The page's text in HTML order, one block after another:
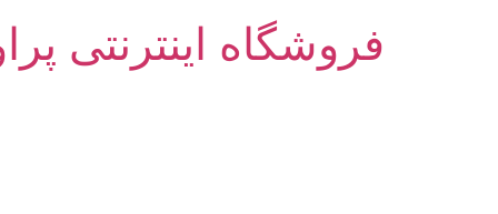
فروشگاه اینترنتی